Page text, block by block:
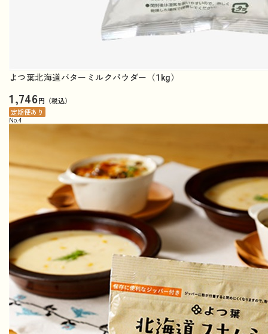
よつ葉北海道バターミルクパウダー（1kg）
1,746円（税込）
定期便あり
No. 4